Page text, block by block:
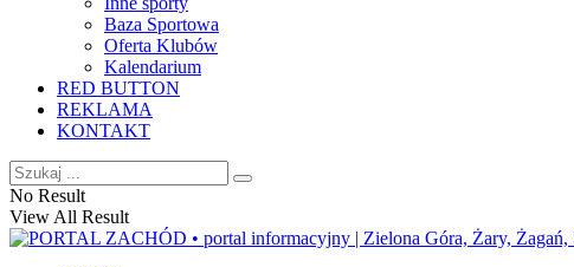
Baza Sportowa
Oferta Klubów
Kalendarium
RED BUTTON
REKLAMA
KONTAKT
No Result
View All Result